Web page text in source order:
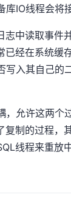
IO线程会将
中读取事件
经在系统缓
入其自己的
允许这两个
制的过程，
线程来重放